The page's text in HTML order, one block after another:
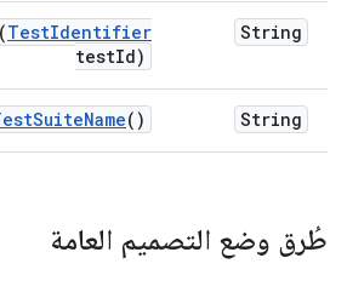
String
(TestIdentifier
testId)
String
SuiteName()
طُرق وضع التصميم العامة